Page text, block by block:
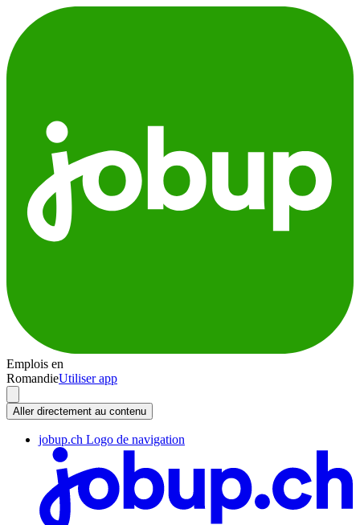
Emplois en
RomandieUtiliser app
Aller directement au contenu
jobup.ch Logo de navigation